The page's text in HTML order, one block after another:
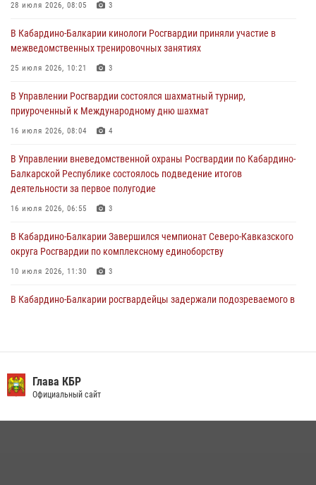
поздравил специалистов подразделений тыла с профессиональным
праздником
01 августа 2026, 00:10
Росгвардия обеспечивает безопасность граждан на южном
направлении
31 июля 2026, 09:22
Состоялась рабочая встреча директора Росгвардии Героя России
генерала армии Виктора Золотова с заместителем полномочного
представителя Президента Российской Федерации в Северо-
Кавказском федеральном округе Виталием Кузнецовым
28 июля 2026, 08:05 3
В Кабардино-Балкарии кинологи Росгвардии приняли участие в
межведомственных тренировочных занятиях
25 июля 2026, 10:21 3
В Управлении Росгвардии состоялся шахматный турнир,
приуроченный к Международному дню шахмат
16 июля 2026, 08:04 4
В Управлении вневедомственной охраны Росгвардии по Кабардино-
Балкарской Республике состоялось подведение итогов
деятельности за первое полугодие
16 июля 2026, 06:55 3
В Кабардино-Балкарии Завершился чемпионат Северо-Кавказского
округа Росгвардии по комплексному единоборству
10 июля 2026, 11:30 3
В Кабардино-Балкарии росгвардейцы задержали подозреваемого в
округе Росгвардии
09 июля 2026, 08:36
Глава КБР
Официальный сайт